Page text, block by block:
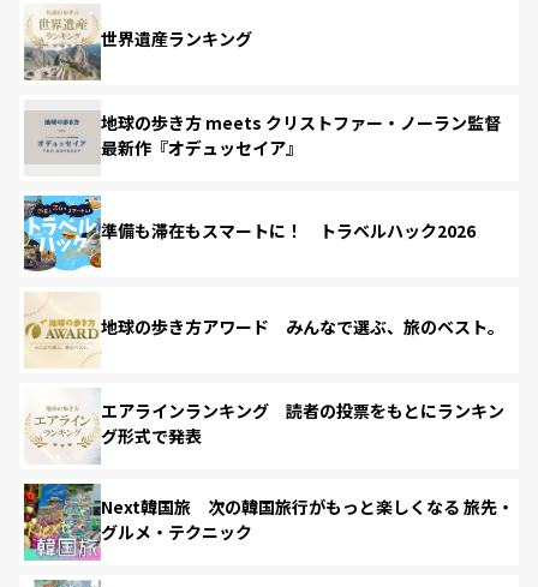
世界遺産ランキング
地球の歩き方 meets クリストファー・ノーラン監督
最新作『オデュッセイア』
準備も滞在もスマートに！ トラベルハック2026
地球の歩き方アワード みんなで選ぶ、旅のベスト。
エアラインランキング 読者の投票をもとにランキン
グ形式で発表
Next韓国旅 次の韓国旅行がもっと楽しくなる 旅先・
グルメ・テクニック